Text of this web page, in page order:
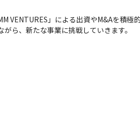
VENTURES」による出資やM&Aを積
ら、新たな事業に挑戦していきます。